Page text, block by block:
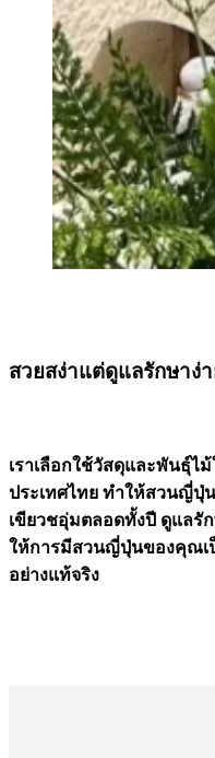
สวยสง่าแต่ดูแลรักษาง่
เราเลือกใช้วัสดุและพันธุ์
ประเทศไทย ทำให้สวนญี่ปุ่
เขียวชอุ่มตลอดทั้งปี ดูแลรั
ให้การมีสวนญี่ปุ่นของคุณเ
อย่างแท้จริง